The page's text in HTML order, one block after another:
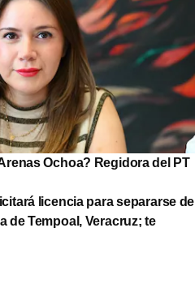
Ochoa? Regidora del PT
licencia para separarse de
de Tempoal, Veracruz; te